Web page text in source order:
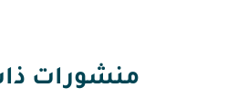
منشورات